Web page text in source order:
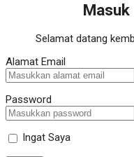
Masuk
Selamat datang
Alamat Email
Password
Ingat Saya